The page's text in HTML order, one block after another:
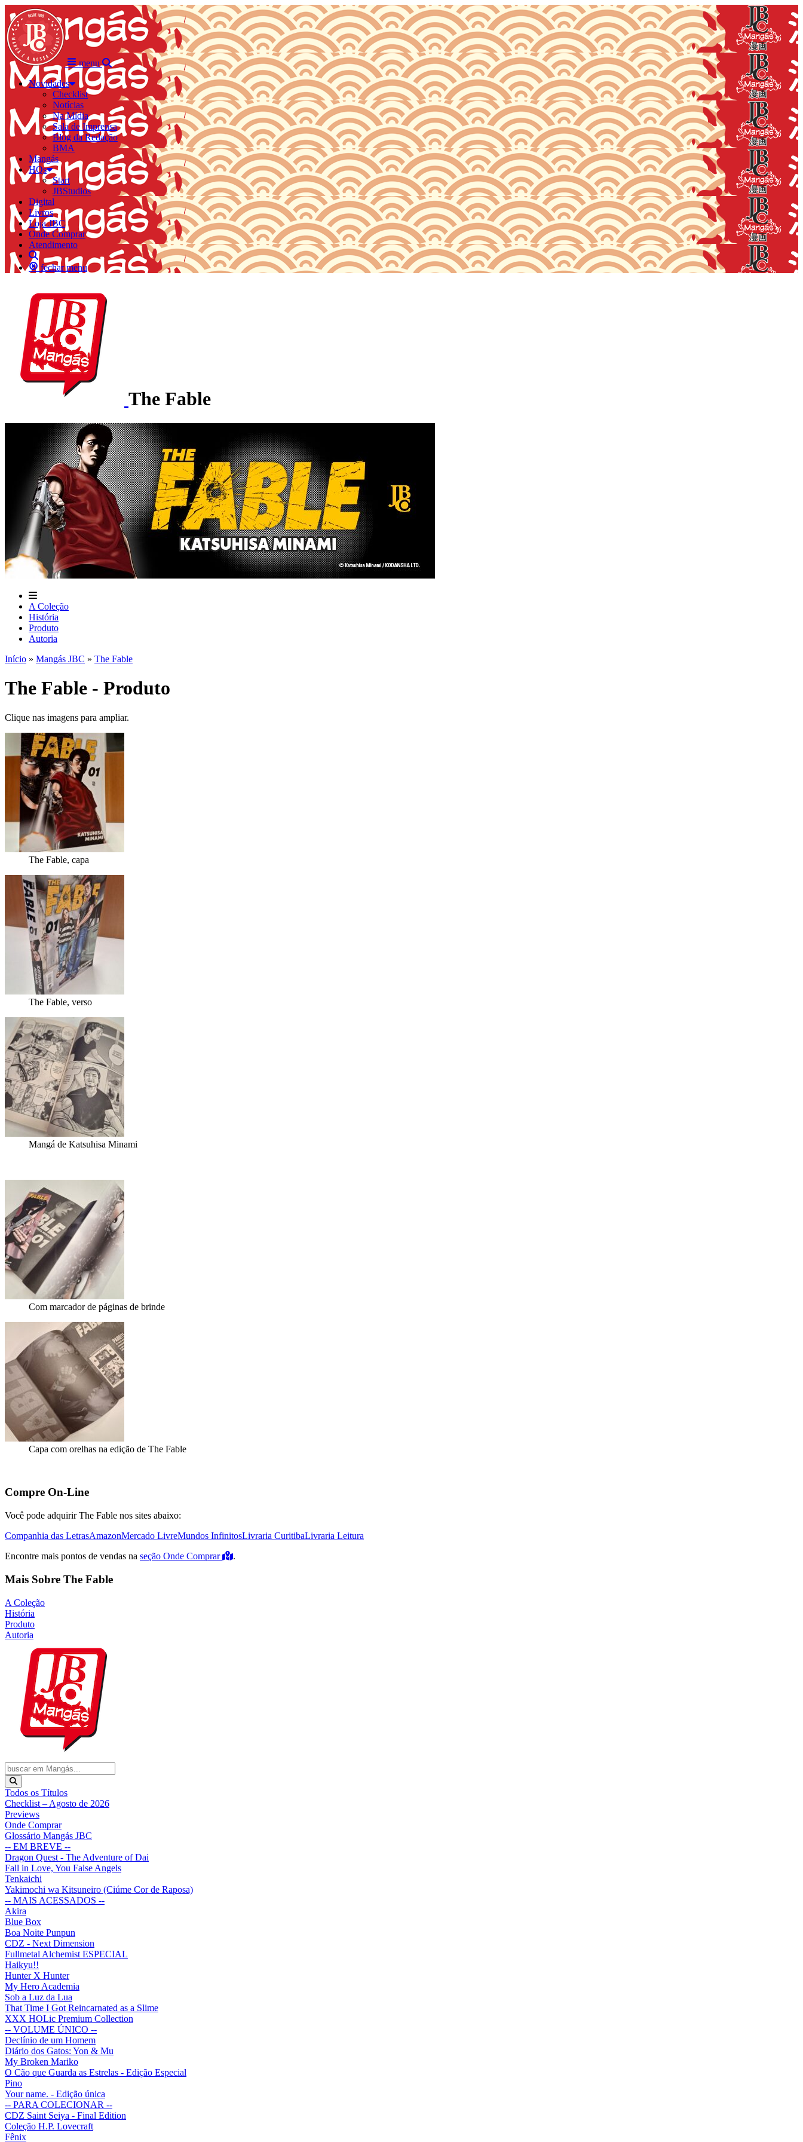
menu
Novidades
Checklist
Notícias
Na Mídia
Sala de Imprensa
Blog da Redação
BMA
Mangás
HQs
Start
JBStudios
Digital
Livros
Loja JBC
Onde Comprar
Atendimento
fechar menu
The Fable
A Coleção
História
Produto
Autoria
Início » Mangás JBC » The Fable
The Fable - Produto
Clique nas imagens para ampliar.
The Fable, capa
The Fable, verso
Mangá de Katsuhisa Minami
Com marcador de páginas de brinde
Capa com orelhas na edição de The Fable
Compre On-Line
Você pode adquirir The Fable nos sites abaixo:
Companhia das LetrasAmazonMercado LivreMundos InfinitosLivraria CuritibaLivraria Leitura
Encontre mais pontos de vendas na seção Onde Comprar .
Mais Sobre The Fable
A Coleção
História
Produto
Autoria
Todos os Títulos
Checklist – Agosto de 2026
Previews
Onde Comprar
Glossário Mangás JBC
-- EM BREVE --
Dragon Quest - The Adventure of Dai
Fall in Love, You False Angels
Tenkaichi
Yakimochi wa Kitsuneiro (Ciúme Cor de Raposa)
-- MAIS ACESSADOS --
Akira
Blue Box
Boa Noite Punpun
CDZ - Next Dimension
Fullmetal Alchemist ESPECIAL
Haikyu!!
Hunter X Hunter
My Hero Academia
Sob a Luz da Lua
That Time I Got Reincarnated as a Slime
XXX HOLic Premium Collection
-- VOLUME ÚNICO --
Declínio de um Homem
Diário dos Gatos: Yon & Mu
My Broken Mariko
O Cão que Guarda as Estrelas - Edição Especial
Pino
Your name. - Edição única
-- PARA COLECIONAR --
CDZ Saint Seiya - Final Edition
Coleção H.P. Lovecraft
Fênix